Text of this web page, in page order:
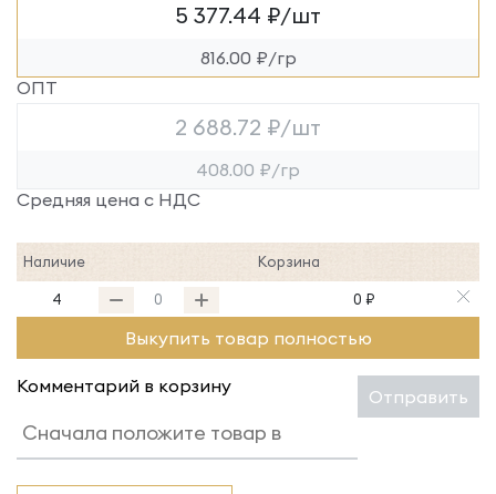
5 377.44 ₽/шт
816.00 ₽/гр
ОПТ
2 688.72 ₽/шт
408.00 ₽/гр
Средняя цена с НДС
Наличие Корзина
4 0 ₽
Выкупить товар полностью
Комментарий в корзину Отправить